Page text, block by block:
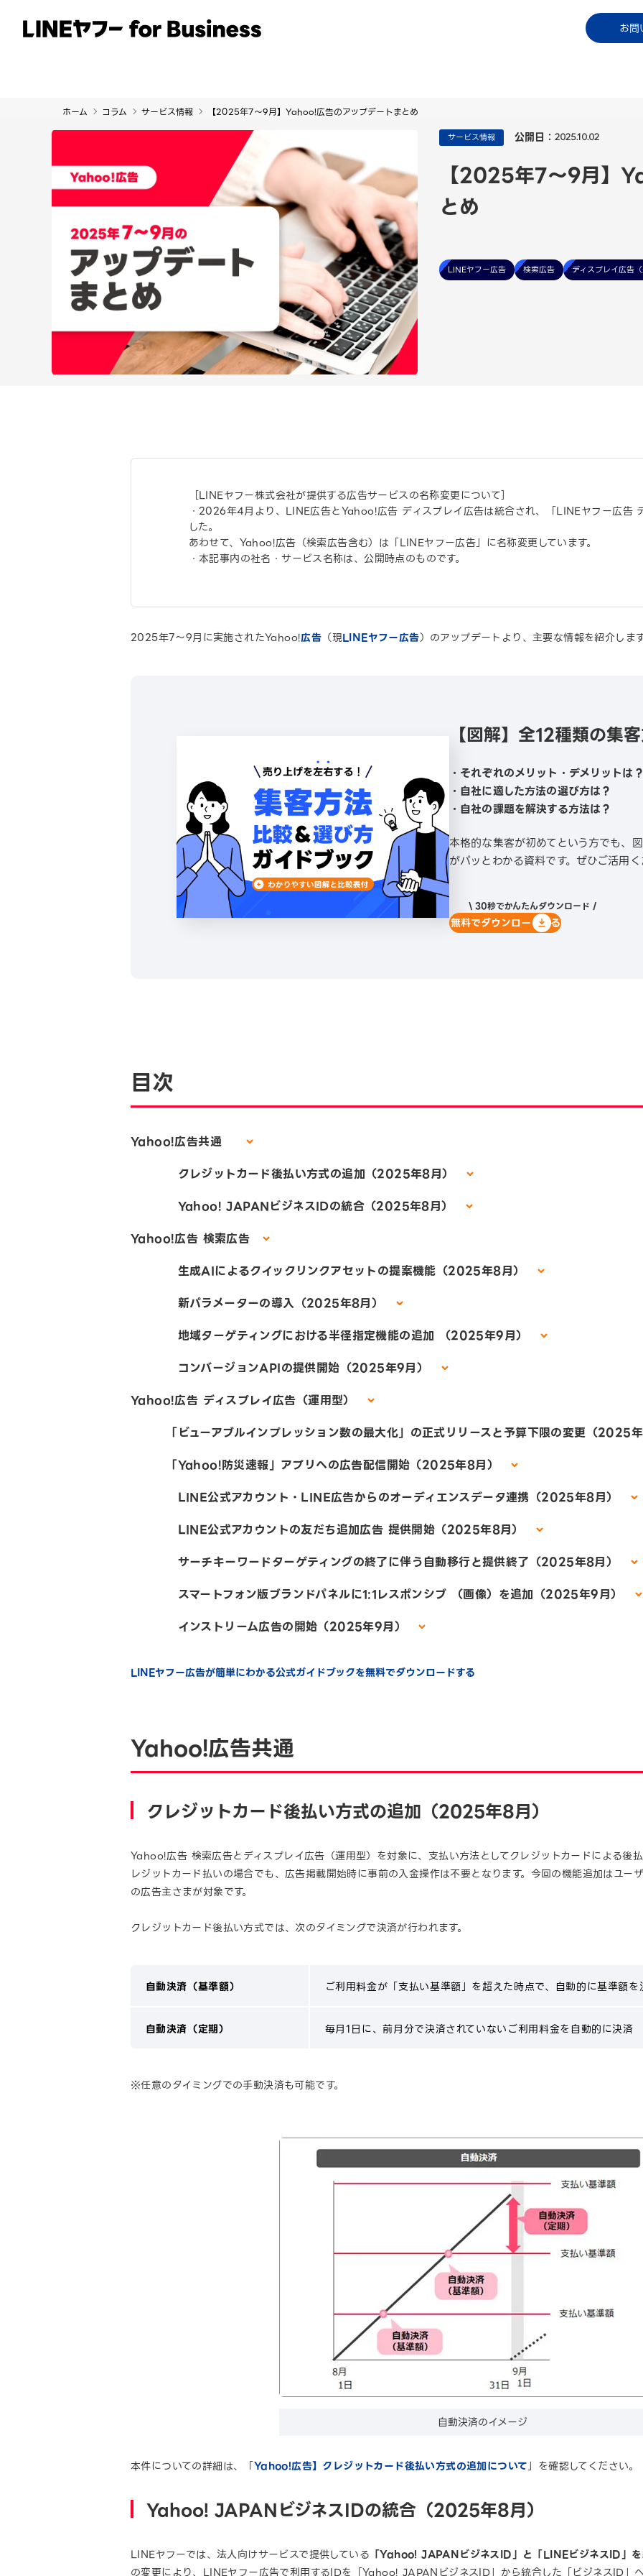
お問
サービス 事例 イベント・セミナー ご利用中
ホーム コラム サービス情報 【2025年7～9月】Yahoo!広告のアップデートまとめ
サービス情報 公開日： 2025.10.02
【2025年7～9月】
とめ
LINEヤフー広告 検索広告 ディスプレイ広告
［LINEヤフー株式会社が提供する広告サービスの名称変更について］
・2026年4月より、LINE広告とYahoo!広告 ディスプレイ広告は統合され、「LINEヤフー広告
した。
あわせて、Yahoo!広告（検索広告含む）は「LINEヤフー広告」に名称変更しています。
・本記事内の社名・サービス名称は、公開時点のものです。
2025年7～9月に実施されたYahoo!広告 （現LINEヤフー広告）のアップデートより、主要な情報を紹介しま
【図解】全12種類の集
・それぞれのメリット・デメリットは
・自社に適した方法の選び方は？
・自社の課題を解決する方法は？
本格的な集客が初めてという方でも、
がパッとわかる資料です。ぜひご活用
\ 30秒でかんたんダウンロード /
無料でダウンロードする
目次
Yahoo!広告共通
クレジットカード後払い方式の追加（2025年8月）
Yahoo! JAPANビジネスIDの統合（2025年8月）
Yahoo!広告 検索広告
生成AIによるクイックリンクアセットの提案機能（2025年8月）
新パラメーターの導入（2025年8月）
地域ターゲティングにおける半径指定機能の追加 （2025年9月）
コンバージョンAPIの提供開始（2025年9月）
Yahoo!広告 ディスプレイ広告（運用型）
「ビューアブルインプレッション数の最大化」の正式リリースと予算下限の変更（2025
「Yahoo!防災速報」アプリへの広告配信開始（2025年8月）
LINE公式アカウント・LINE広告からのオーディエンスデータ連携（2025年8月）
LINE公式アカウントの友だち追加広告 提供開始（2025年8月）
サーチキーワードターゲティングの終了に伴う自動移行と提供終了（2025年8月）
スマートフォン版ブランドパネルに1:1レスポンシブ （画像）を追加（2025年9月）
インストリーム広告の開始（2025年9月）
LINEヤフー広告が簡単にわかる公式ガイドブックを無料でダウンロードする
Yahoo!広告共通
クレジットカード後払い方式の追加（2025年8月）
Yahoo!広告 検索広告とディスプレイ広告（運用型）を対象に、支払い方法としてクレジットカードによる後
レジットカード払いの場合でも、広告掲載開始時に事前の入金操作は不要となります。今回の機能追加はユー
の広告主さまが対象です。
クレジットカード後払い方式では、次のタイミングで決済が行われます。
自動決済（基準額） ご利用料金が「支払い基準額」を超えた時点で、自動的に基準額を
自動決済（定期） 毎月1日に、前月分で決済されていないご利用料金を自動的に決済
※任意のタイミングでの手動決済も可能です。
自動決済のイメージ
本件についての詳細は、「Yahoo!広告】クレジットカード後払い方式の追加について」を確認してください。
Yahoo! JAPANビジネスIDの統合（2025年8月）
LINEヤフーでは、法人向けサービスで提供している 「Yahoo! JAPANビジネスID」と「LINEビジネスID」
の変更により、LINEヤフー広告で利用するIDを「Yahoo! JAPANビジネスID」から統合した「ビジネスID」